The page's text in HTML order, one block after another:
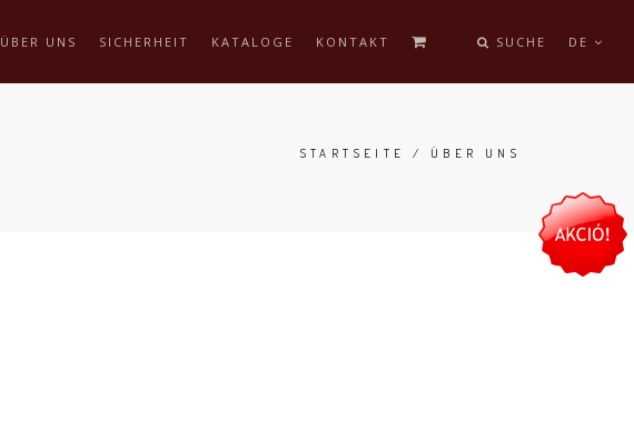
ÜBER UNS SICHERHEIT KATALOGE KONTAKT SUCHE DE
STARTSEITE / ÜBER UNS